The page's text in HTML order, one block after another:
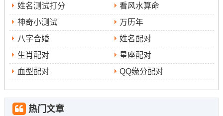
•9月22日（农历八月初一~星期一）:此日位金匮黄道吉
日，干支位甲午.宜嫁娶、祭祀、理发、进人口等；预示着
万象更新,开门见喜！
但冲鼠煞北;属鼠者不利。
•9月24日（农历八月初三,星期三）：此日虽位天牢黑道
日。但老黄历记载宜嫁娶、冠笄等...干支位丙申。寓意着
解除束缚。迎来新生！
姓名测试打分
看风水算命
神奇小测试
万历年
八字合婚
姓名配对
生肖配对
星座配对
血型配对
QQ缘分配对
热门文章